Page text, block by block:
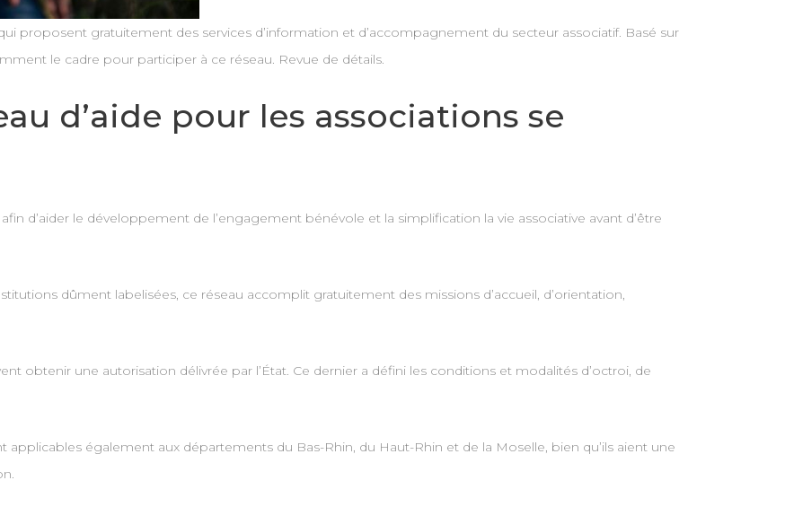
proposent gratuitement des services d’information et d’accompagnement du secteur associatif. Basé sur
le cadre pour participer à ce réseau. Revue de détails.
d’aide pour les associations se
d’aider le développement de l’engagement bénévole et la simplification la vie associative avant d’être
dûment labelisées, ce réseau accomplit gratuitement des missions d’accueil, d’orientation,
obtenir une autorisation délivrée par l’État. Ce dernier a défini les conditions et modalités d’octroi, de
également aux départements du Bas-Rhin, du Haut-Rhin et de la Moselle, bien qu’ils aient une